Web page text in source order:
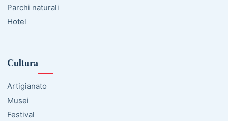
Parchi naturali
Hotel
Cultura
Artigianato
Musei
Festival